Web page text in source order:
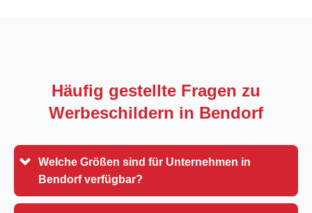
Häufig gestellte Fragen zu
Werbeschildern in Bendorf
Welche Größen sind für Unternehmen in
Bendorf verfügbar?